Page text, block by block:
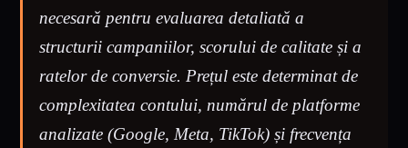
necesară pentru evaluarea detaliată a
structurii campaniilor, scorului de calitate și a
ratelor de conversie. Prețul este determinat de
complexitatea contului, numărul de platforme
analizate (Google, Meta, TikTok) și frecvența